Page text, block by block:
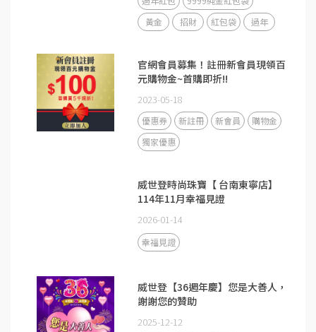
黃金
招財 紅包袋 過年
官網會員募集！註冊新會員現領百
元購物金~首購即折!!
2023-05-18
優惠券 新註冊 新會員
購物金
獨家優惠
威世登時尚珠寶【 台南東寧店】
114年11月幸福見證
2026-01-14
幸福見證
威世登【36週年慶】您是大善人，
謝謝您的贊助
2025-12-12